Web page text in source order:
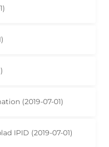
(2019-07-01)
IPID (2019-07-01)